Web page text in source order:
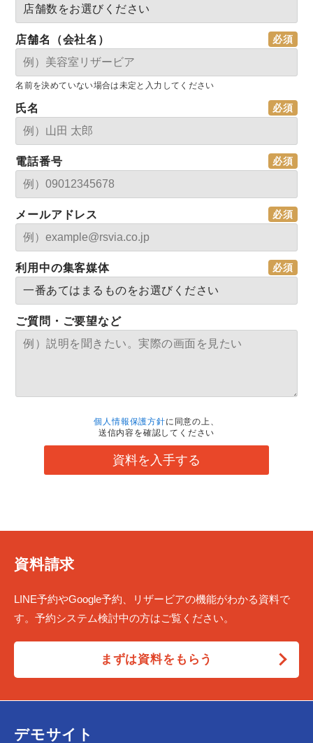
店舗名（会社名）
名前を決めていない場合は未定と入力してください
氏名
電話番号
メールアドレス
利用中の集客媒体
ご質問・ご要望など
個人情報保護方針に同意の上、
送信内容を確認してください
資料を入手する
資料請求
LINE予約やGoogle予約、リザービアの機能がわかる資料で
す。予約システム検討中の方はご覧ください。
まずは資料をもらう
デモサイト